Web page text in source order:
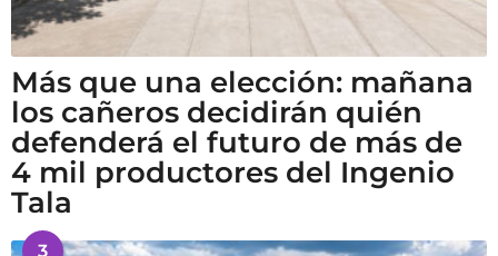
Más que una elección: mañana
los cañeros decidirán quién
defenderá el futuro de más de
4 mil productores del Ingenio
Tala
3